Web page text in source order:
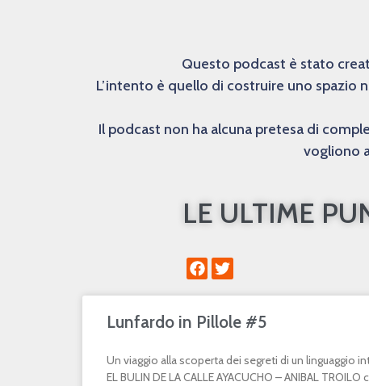
Questo podcast è stato
L’intento è quello di costruire uno
Il podcast non ha alcuna pretesa di
vogliono
LE ULTIME
Lunfardo in Pillole #5
Un viaggio alla scoperta dei segreti di un linguaggio
EL BULIN DE LA CALLE AYACUCHO – ANIBAL